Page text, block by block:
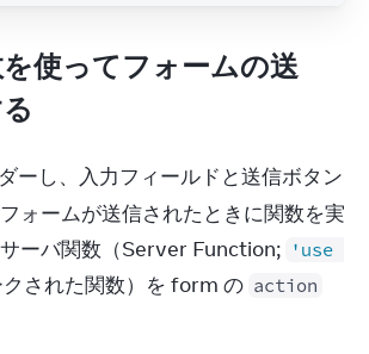
使ってフォームの送
ーし、入力フィールドと送信ボタン
ォームが送信されたときに関数を実
ーバ関数（Server Function; 'use
クされた関数）を form の action